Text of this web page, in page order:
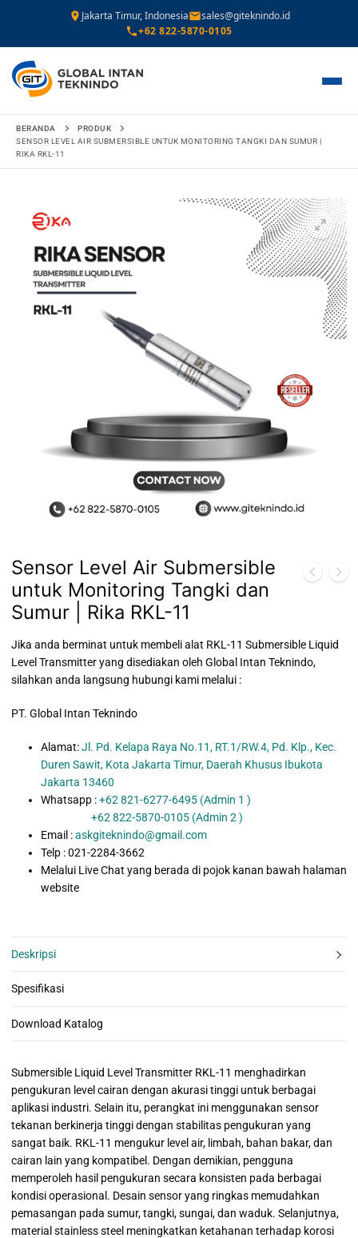
Jakarta Timur, Indonesia
sales@giteknindo.id
+62 822-5870-0105
Lompat
konten
BERANDA
PRODUK
SENSOR LEVEL AIR SUBMERSIBLE UNTUK MONITORING TANGKI DAN SUMUR |
RIKA RKL-11
🔍
Sensor Level Air Submersible
untuk Monitoring Tangki dan
Sumur | Rika RKL-11
Jika anda berminat untuk membeli alat RKL-11 Submersible Liquid
Level Transmitter yang disediakan oleh Global Intan Teknindo,
silahkan anda langsung hubungi kami melalui :
PT. Global Intan Teknindo
Alamat:Jl. Pd. Kelapa Raya No.11, RT.1/RW.4, Pd. Klp., Kec.
Duren Sawit, Kota Jakarta Timur, Daerah Khusus Ibukota
Jakarta 13460
Whatsapp :+62 821-6277-6495 (Admin 1 )
+62 822-5870-0105 (Admin 2 )
Email :askgiteknindo@gmail.com
Telp : 021-2284-3662
Melalui Live Chat yang berada di pojok kanan bawah halaman
website
Deskripsi
Spesifikasi
Download Katalog
Submersible Liquid Level Transmitter RKL-11 menghadirkan
pengukuran level cairan dengan akurasi tinggi untuk berbagai
aplikasi industri. Selain itu, perangkat ini menggunakan sensor
tekanan berkinerja tinggi dengan stabilitas pengukuran yang
sangat baik. RKL-11 mengukur level air, limbah, bahan bakar, dan
cairan lain yang kompatibel. Dengan demikian, pengguna
memperoleh hasil pengukuran secara konsisten pada berbagai
kondisi operasional. Desain sensor yang ringkas memudahkan
pemasangan pada sumur, tangki, sungai, dan waduk. Selanjutnya,
material stainless steel meningkatkan ketahanan terhadap korosi